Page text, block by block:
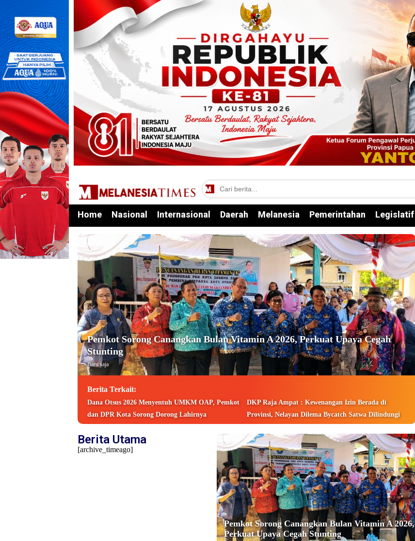
Home Nasional Internasional Daerah Melanesia Pemerintahan Legislatif
Pemkot Sorong Canangkan Bulan Vitamin A 2026, Perkuat Upaya Cegah
Stunting
Baru saja
Berita Terkait:
Dana Otsus 2026 Menyentuh UMKM OAP, Pemkot
dan DPR Kota Sorong Dorong Lahirnya
DKP Raja Ampat : Kewenangan Izin Berada di
Provinsi, Nelayan Dilema Bycatch Satwa Dilindungi
Berita Utama
[archive_timeago]
Pemkot Sorong Canangkan Bulan Vitamin A 2026,
Perkuat Upaya Cegah Stunting